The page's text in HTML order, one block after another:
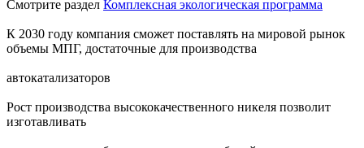
Смотрите раздел Комплексная экологическая программа
К 2030 году компания сможет поставлять на мировой рынок
объемы МПГ, достаточные для производства
автокатализаторов
Рост производства высококачественного никеля позволит
изготавливать